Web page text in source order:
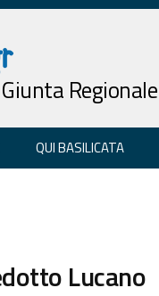
Regionale
QUI BASILICATA
Lucano